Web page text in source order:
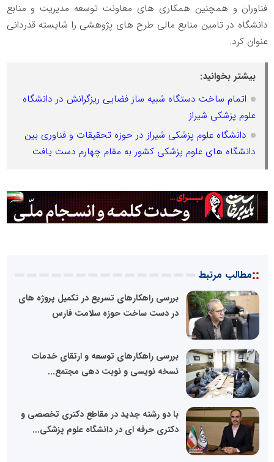
فناوران و همچنین همکاری های معاونت توسعه مدیریت و منابع
دانشگاه در تامین منابع مالی طرح های پژوهشی را شایسته قدردانی
عنوان کرد.
بیشتر بخوانید:
اتمام ساخت دستگاه شبیه ساز فضایی ریزگرانش در دانشگاه
علوم پزشکی شیراز
دانشگاه علوم پزشکی شیراز در حوزه تحقیقات و فناوری بین
دانشگاه های علوم پزشکی کشور به مقام چهارم دست یافت
::مطالب مرتبط
بررسی راهکارهای تسریع در تکمیل پروژه های
در دست ساخت حوزه سلامت فارس
بررسی راهکارهای توسعه و ارتقای خدمات
نسخه نویسی و نوبت دهی مجتمع...
با دو رشته جدید در مقاطع دکتری تخصصی و
دکتری حرفه ای در دانشگاه علوم پزشکی...